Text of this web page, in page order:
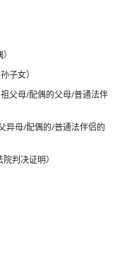
子女）
父母/配偶的父母/普通法伴
异母/配偶的/普通法伴侣的
院判决证明）